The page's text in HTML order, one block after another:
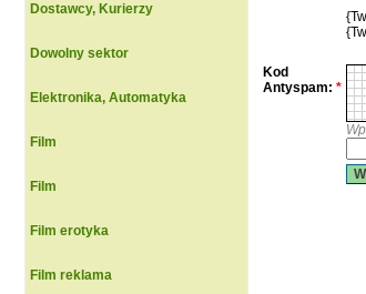
Dostawcy, Kurierzy
Dowolny sektor
Elektronika, Automatyka
Film
Film
Film erotyka
Film reklama
Kod
Antyspam: *